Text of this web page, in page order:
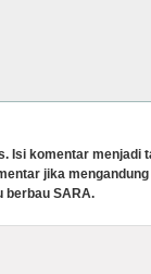
Isi komentar menjadi
jika
berbau SARA.